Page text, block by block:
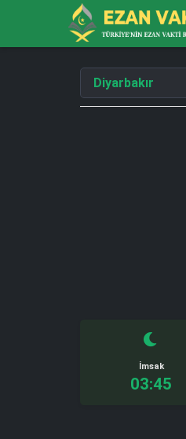
İmsak
03:45